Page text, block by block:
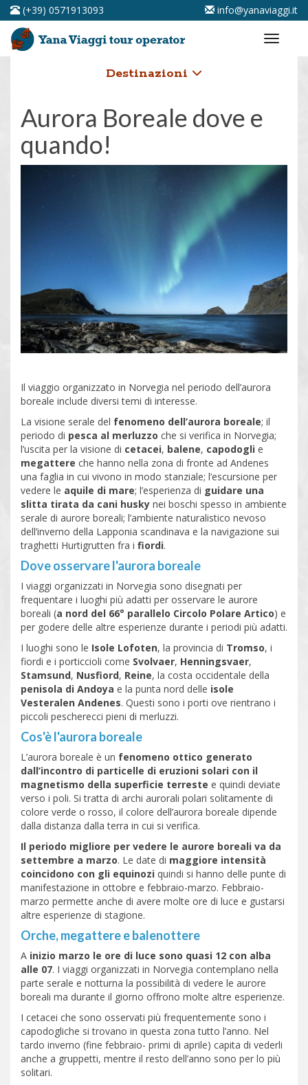
(+39) 0571913093 info@yanaviaggi.it
Destinazioni
Aurora Boreale dove e
quando!
Il viaggio organizzato in Norvegia nel periodo dell’aurora
boreale include diversi temi di interesse.
La visione serale del fenomeno dell’aurora boreale; il
periodo di pesca al merluzzo che si verifica in Norvegia;
l’uscita per la visione di cetacei, balene, capodogli e
megattere che hanno nella zona di fronte ad Andenes
una faglia in cui vivono in modo stanziale; l’escursione per
vedere le aquile di mare; l’esperienza di guidare una
slitta tirata da cani husky nei boschi spesso in ambiente
serale di aurore boreali; l’ambiente naturalistico nevoso
dell’inverno della Lapponia scandinava e la navigazione sui
traghetti Hurtigrutten fra i fiordi.
Dove osservare l'aurora boreale
I viaggi organizzati in Norvegia sono disegnati per
frequentare i luoghi più adatti per osservare le aurore
boreali (a nord del 66° parallelo Circolo Polare Artico) e
per godere delle altre esperienze durante i periodi più adatti.
I luoghi sono le Isole Lofoten, la provincia di Tromso, i
fiordi e i porticcioli come Svolvaer, Henningsvaer,
Stamsund, Nusfiord, Reine, la costa occidentale della
penisola di Andoya e la punta nord delle isole
Vesteralen Andenes. Questi sono i porti ove rientrano i
piccoli pescherecci pieni di merluzzi.
Cos'è l'aurora boreale
L’aurora boreale è un fenomeno ottico generato
dall’incontro di particelle di eruzioni solari con il
magnetismo della superficie terreste e quindi deviate
verso i poli. Si tratta di archi aurorali polari solitamente di
colore verde o rosso, il colore dell’aurora boreale dipende
dalla distanza dalla terra in cui si verifica.
Il periodo migliore per vedere le aurore boreali va da
settembre a marzo. Le date di maggiore intensità
coincidono con gli equinozi quindi si hanno delle punte di
manifestazione in ottobre e febbraio-marzo. Febbraio-
marzo permette anche di avere molte ore di luce e gustarsi
altre esperienze di stagione.
Orche, megattere e balenottere
A inizio marzo le ore di luce sono quasi 12 con alba
alle 07. I viaggi organizzati in Norvegia contemplano nella
parte serale e notturna la possibilità di vedere le aurore
boreali ma durante il giorno offrono molte altre esperienze.
I cetacei che sono osservati più frequentemente sono i
capodogliche si trovano in questa zona tutto l’anno. Nel
tardo inverno (fine febbraio- primi di aprile) capita di vederli
anche a gruppetti, mentre il resto dell’anno sono per lo più
solitari.